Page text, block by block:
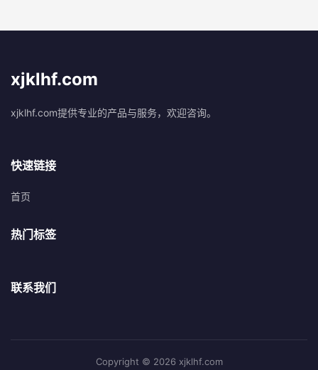
xjklhf.com
xjklhf.com提供专业的产品与服务，欢迎咨询。
快速链接
首页
热门标签
联系我们
Copyright © 2026 xjklhf.com